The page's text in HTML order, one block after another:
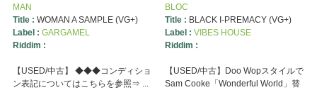
MAN
Title : WOMAN A SAMPLE (VG+)
Label : GARGAMEL
Riddim :
【USED/中古】 ◆◆◆コンディショ
ン表記についてはこちらを参照⇒ ...
BLOC
Title : BLACK I-PREMACY (VG+)
Label : VIBES HOUSE
Riddim :
【USED/中古】Doo Wopスタイルで
Sam Cooke「Wonderful World」替